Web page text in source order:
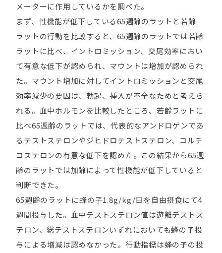
メーターに作用しているかを調べた。
まず、性機能が低下している65週齢のラットと若齢
ラットの行動を比較すると、65週齢のラットでは若齢
ラットに比べ、イントロミッション、交尾効率におい
て有意な低下が認められ、マウントは増加が認められ
た。マウント増加に対してイントロミッションと交尾
効率減少の要因は、勃起、挿入が不全なためと考えら
れる。血中ホルモンを比較したところ、若齢ラットに
比べ65週齢のラットでは、代表的なアンドロゲンであ
るテストステロンやジヒドロテストステロン、コルチ
コステロンの有意な低下を認めた。この結果から65週
齢のラットでは加齢によって性機能が低下していると
判断できた。
65週齢のラットに蜂の子1.8g/kg/日を自由摂食にて4
週間投与した。血中テストステロン値は遊離テストス
テロン、総テストステロンいずれにおいても蜂の子投
与による増減は認めなかった。行動指標は蜂の子の投